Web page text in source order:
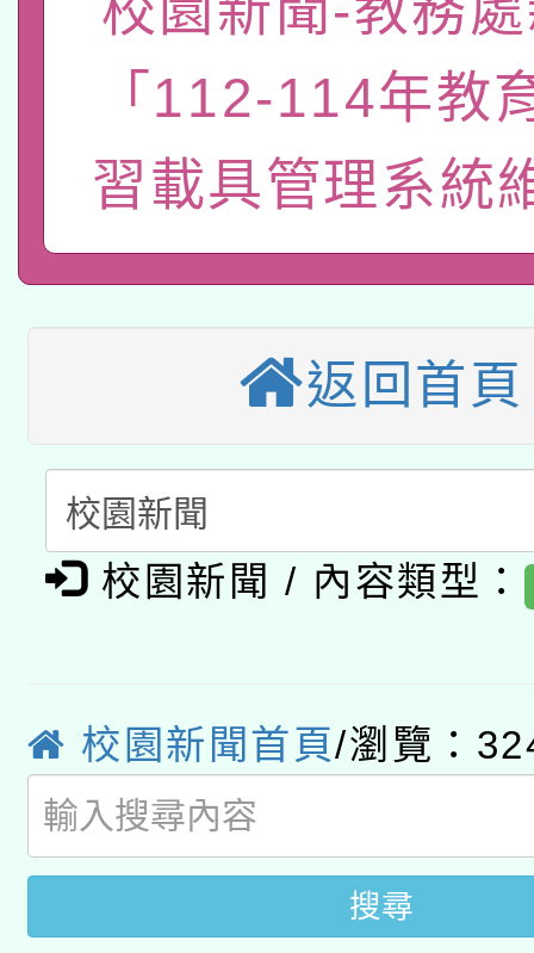
年度健康促進學校輔導
原住民族教育政策研討
族教育國際趨勢與發展
轉知教育部國民及學前
新北市政府教育局辦
師專業成長研習實施計
方素養工作坊新北場」
函轉國立臺灣師範大學
族語言臺北學習中心
「族語學習班」招生簡
轉知有關國立成功大學
文教學共融平台-教案
接種對象擴大為「滿6
接種之民眾」措施，延
月28日止
轉知經濟部水利署委託
業技術研究院辦理「
動」
115年8月22日(星期六
桃園市孔廟祈福系列
開 智慧啟航」
2026年桃園地景藝術
「2026桃園藝術巡演
關事宜
轉知教育部國民及學前
國立臺灣師範大學辦
業成長研習」實施計畫
函轉國家教育研究院中
族教育國際趨勢與發展
新北市政府教育局辦理
師專業成長研習實施計
方素養工作坊新北場」
函轉國立臺灣師範大學
族語言臺北學習中心
「族語學習班」招生簡
轉知有關國立成功大學
文教學共融平台-教案
教育部國民及學前教育
年度COVID-19疫苗接
「112-114年教
習載具管理系統
返回首頁
校園新聞 / 內容類型：
校園新聞首頁/瀏覽：
搜尋